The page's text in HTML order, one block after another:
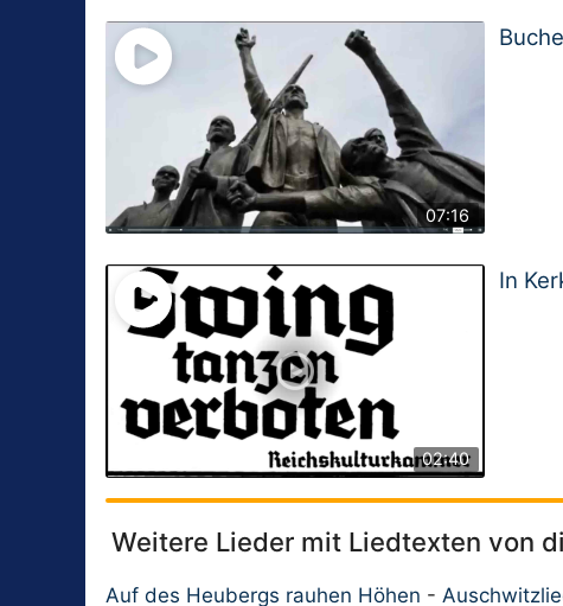
07:16
02:40
In
Weitere Lieder mit Liedtexten von
Auf des Heubergs rauhen Höhen -